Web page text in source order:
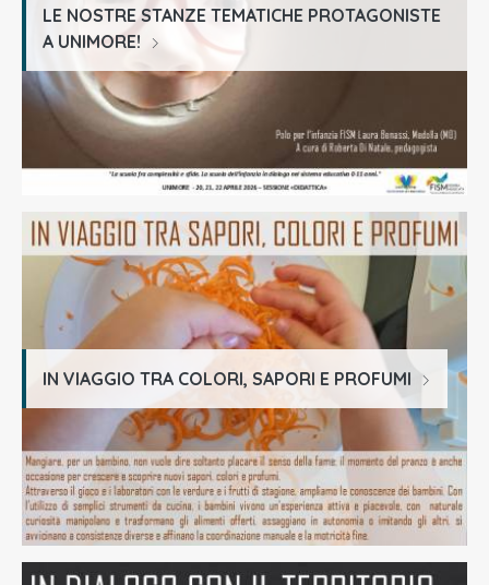
LE NOSTRE STANZE TEMATICHE PROTAGONISTE
A UNIMORE!
IN VIAGGIO TRA COLORI, SAPORI E PROFUMI